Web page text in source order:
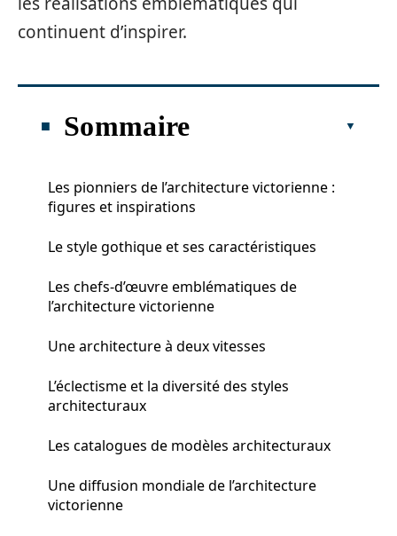
continuent d’inspirer.
Sommaire
Les pionniers de l’architecture victorienne :
figures et inspirations
Le style gothique et ses caractéristiques
Les chefs-d’œuvre emblématiques de
l’architecture victorienne
Une architecture à deux vitesses
L’éclectisme et la diversité des styles
architecturaux
Les catalogues de modèles architecturaux
Une diffusion mondiale de l’architecture
victorienne